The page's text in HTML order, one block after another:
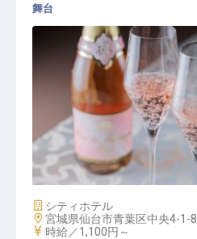
宴会調理スタッフ
舞台
施設業態
シティホテル
勤務地
宮城県仙台市青葉区中央4-1-8
給与
時給／1,100円～